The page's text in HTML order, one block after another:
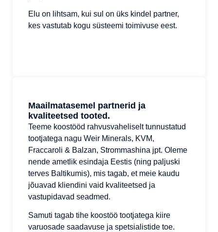
Elu on lihtsam, kui sul on üks kindel partner,
kes vastutab kogu süsteemi toimivuse eest.
Maailmatasemel partnerid ja
kvaliteetsed tooted.
Teeme koostööd rahvusvaheliselt tunnustatud
tootjatega nagu Weir Minerals, KVM,
Fraccaroli & Balzan, Strommashina jpt. Oleme
nende ametlik esindaja Eestis (ning paljuski
terves Baltikumis), mis tagab, et meie kaudu
jõuavad kliendini vaid kvaliteetsed ja
vastupidavad seadmed.
Samuti tagab tihe koostöö tootjatega kiire
varuosade saadavuse ja spetsialistide toe.